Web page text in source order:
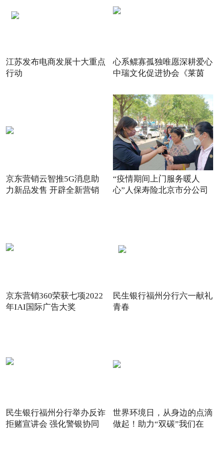
江苏发布电商发展十大重点
行动
心系鳏寡孤独唯愿深耕爱心
中瑞文化促进协会《莱茵
京东营销云智推5G消息助
力新品发售 开辟全新营销
“疫情期间上门服务暖人
心”人保寿险北京市分公司
京东营销360荣获七项2022
年IAI国际广告大奖
民生银行福州分行六一献礼
青春
民生银行福州分行举办反诈
拒赌宣讲会 强化警银协同
世界环境日，从身边的点滴
做起！助力“双碳”我们在